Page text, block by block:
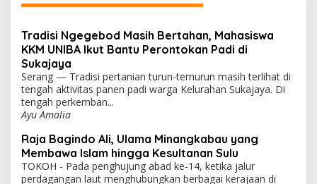
Tradisi Ngegebod Masih Bertahan, Mahasiswa
KKM UNIBA Ikut Bantu Perontokan Padi di
Sukajaya
Serang — Tradisi pertanian turun-temurun masih terlihat di
tengah aktivitas panen padi warga Kelurahan Sukajaya. Di
tengah perkemban...
Ayu Amalia
Raja Bagindo Ali, Ulama Minangkabau yang
Membawa Islam hingga Kesultanan Sulu
TOKOH - Pada penghujung abad ke-14, ketika jalur
perdagangan laut menghubungkan berbagai kerajaan di